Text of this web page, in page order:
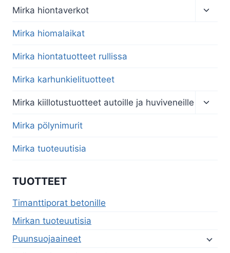
menu
Mirka hiontaverkot
Mirka hiomalaikat
Mirka hiontatuotteet rullissa
Mirka karhunkielituotteet
Mirka kiillotustuotteet autoille ja huviveneille
Mirka pölynimurit
Mirka tuoteuutisia
TUOTTEET
Timanttiporat betonille
Mirkan tuoteuutisia
Puunsuojaaineet